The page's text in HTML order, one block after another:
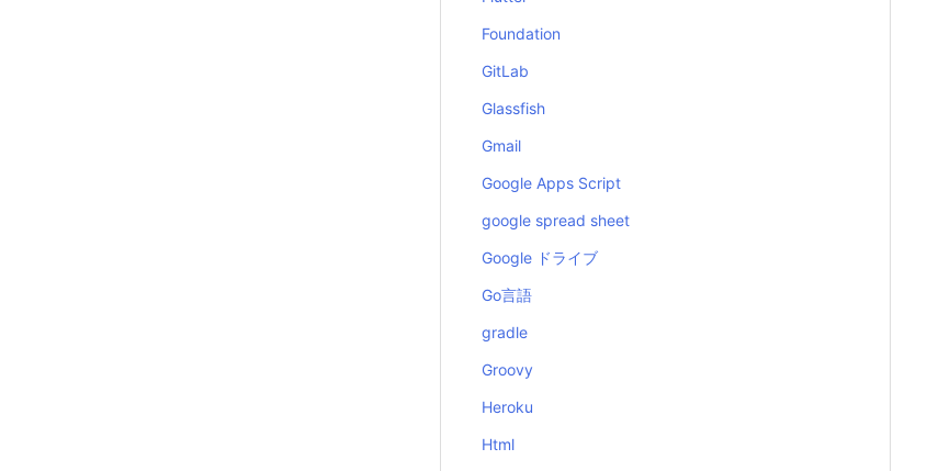
Foundation
GitLab
Glassfish
Gmail
Google Apps Script
google spread sheet
Google ドライブ
Go言語
gradle
Groovy
Heroku
Html